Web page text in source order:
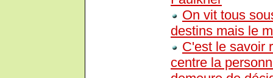
On vit tous
destins mais le
C'est le savoir
centre la